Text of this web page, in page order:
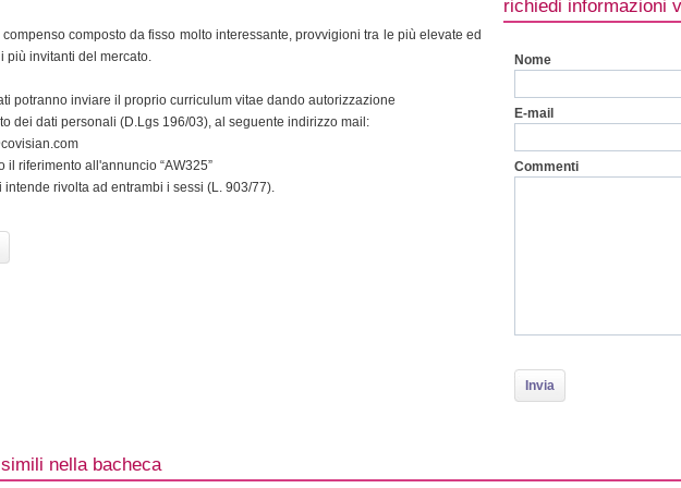
composto da fisso molto interessante, provvigioni tra le più elevate ed
più invitanti del mercato.
potranno inviare il proprio curriculum vitae dando autorizzazione
dei dati personali (D.Lgs 196/03), al seguente indirizzo mail:
il riferimento all'annuncio “AW325”
intende rivolta ad entrambi i sessi (L. 903/77).
richiedi informazioni
Nome
E-mail
Commenti
nella bacheca